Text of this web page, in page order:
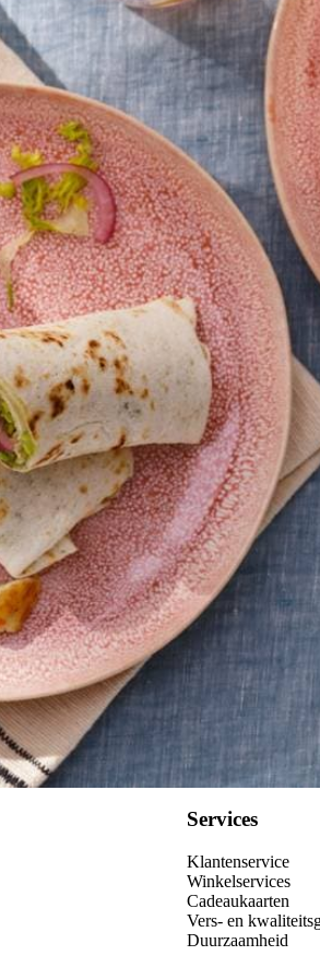
Kies producten
het vruchtvlees met een lepel uit de
wraps volgens de aanwijzingen op de
ui over het midden van de
zijkanten naar binnen, rol de wraps verder
Wat vond je van dit recept?
Services
Klantenservice
Winkelservices
Cadeaukaarten
Vers- en
Duurzaamheid